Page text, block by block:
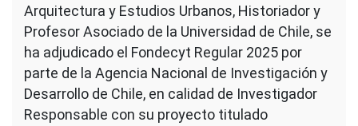
Arquitectura y Estudios Urbanos, Historiador y
Profesor Asociado de la Universidad de Chile, se
ha adjudicado el Fondecyt Regular 2025 por
parte de la Agencia Nacional de Investigación y
Desarrollo de Chile, en calidad de Investigador
Responsable con su proyecto titulado